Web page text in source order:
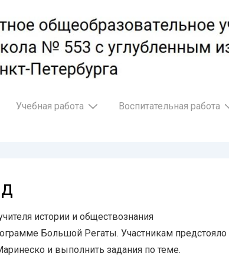
Учебная работа Воспитательная работа
истории и обществознания
Большой Регаты. Участникам предстояло
и выполнить задания по теме.